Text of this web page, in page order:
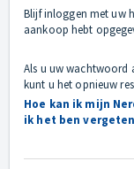
Blijf inloggen met uw
aankoop hebt
Als u uw wachtwoord
kunt u het opnieuw
Hoe kan ik mijn
ik het ben